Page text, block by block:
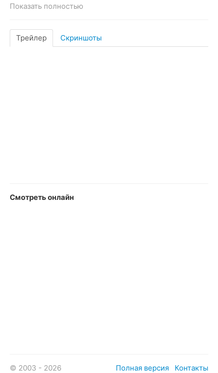
Показать полностью
Трейлер Скриншоты
Смотреть онлайн
© 2003 - 2026 Полная версия Контакты